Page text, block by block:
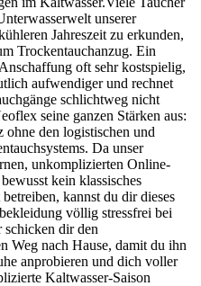
unserer
Jahreszeit zu erkunden,
Trockentauchanzug. Ein
oft sehr kostspielig,
aufwendiger und rechnet
schlichtweg nicht
seine ganzen Stärken aus:
ohne den logistischen und
Da unser
unkomplizierten Online-
kein klassisches
kannst du dir dieses
völlig stressfrei bei
schicken dir den
Weg nach Hause, damit du ihn
anprobieren und dich voller
Kaltwasser-Saison